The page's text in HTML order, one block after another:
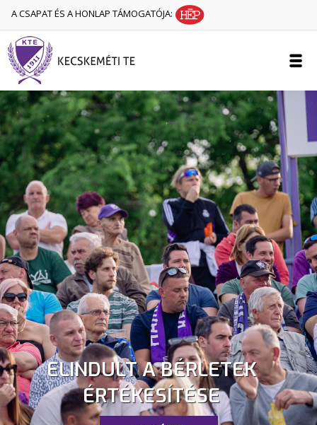
A CSAPAT ÉS A HONLAP TÁMOGATÓJA:
ELINDULT A BÉRLETEK
ÉRTÉKESÍTÉSE